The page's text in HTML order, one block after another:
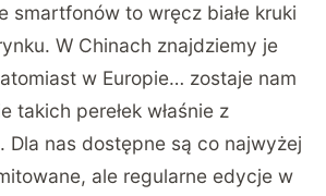
smartfonów to wręcz białe kruki
W Chinach znajdziemy je
w Europie… zostaje nam
takich perełek właśnie z
Dla nas dostępne są co najwyżej
ale regularne edycje w